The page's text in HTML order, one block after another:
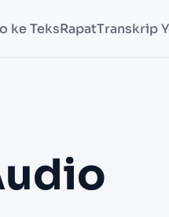
ke TeksRapatTranskrip